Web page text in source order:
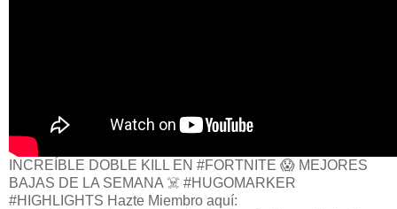
INCREÍBLE DOBLE KILL EN #FORTNITE 😱 MEJORES
BAJAS DE LA SEMANA ☠️ #HUGOMARKER
#HIGHLIGHTS Hazte Miembro aquí: